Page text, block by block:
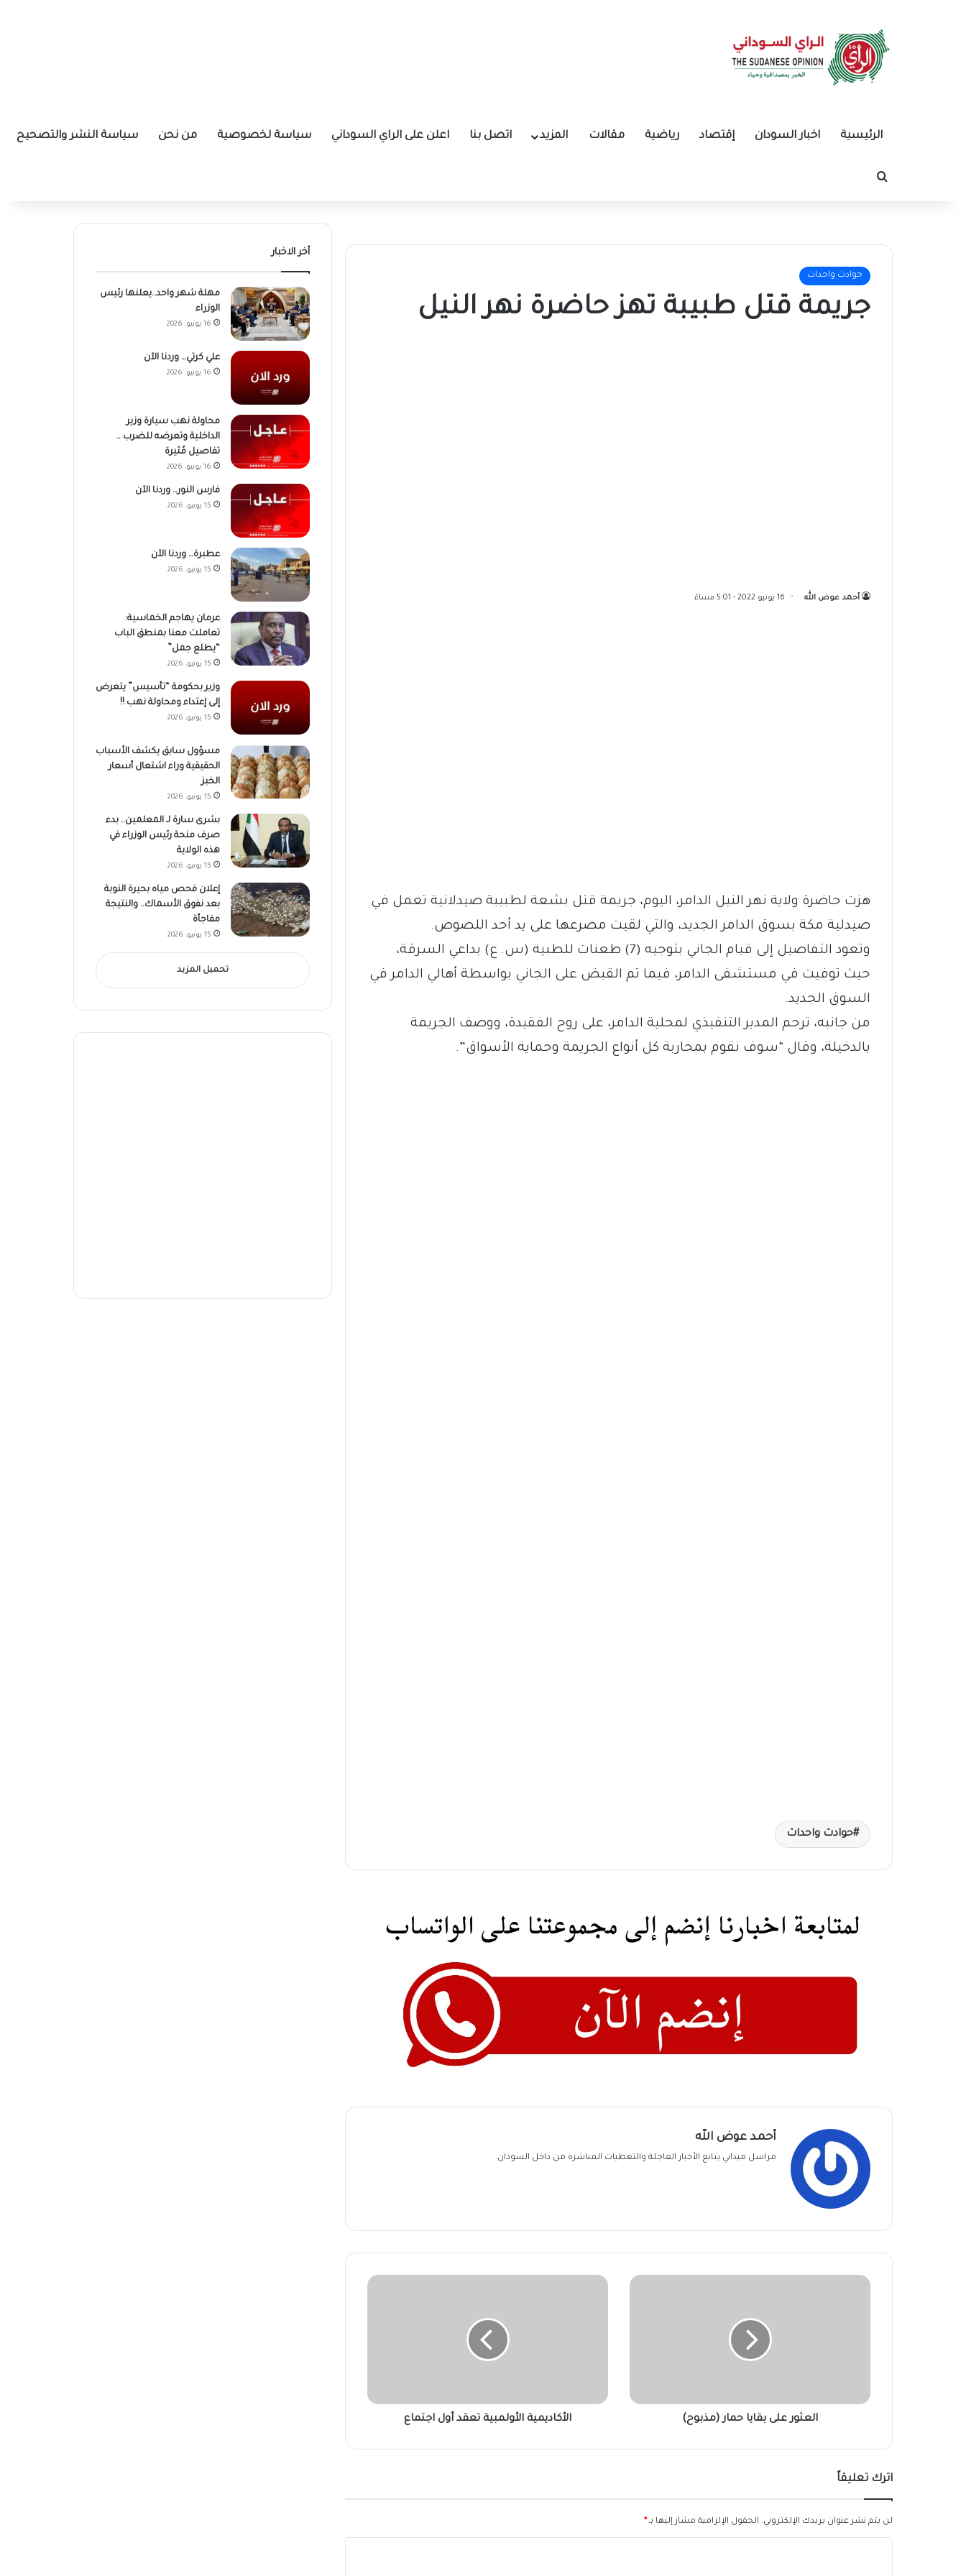
الرئيسية اخبار السودان إقتصاد رياضية مقالات المزيد اتصل بنا اعلن على الراي السوداني سياسة لخصوصية من نحن سياسة النشر والتصحيح
بحث عن
حوادث واحداث
جريمة قتل طبيبة تهز حاضرة نهر النيل
أحمد عوض الله 16 يونيو 2022 - 5:01 مساءً
هزت حاضرة ولاية نهر النيل الدامر، اليوم، جريمة قتل بشعة لطبيبة صيدلانية تعمل في
صيدلية مكة بسوق الدامر الجديد، والتي لقيت مصرعها على يد أحد اللصوص.
وتعود التفاصيل إلى قيام الجاني بتوجيه (7) طعنات للطبية (س. ع) بداعي السرقة،
حيث توفيت في مستشفى الدامر، فيما تم القبض على الجاني بواسطة أهالي الدامر في
السوق الجديد.
من جانبه، ترحم المدير التنفيذي لمحلية الدامر، على روح الفقيدة، ووصف الجريمة
بالدخيلة، وقال “سوف نقوم بمحاربة كل أنواع الجريمة وحماية الأسواق”.
حوادث واحداث
أحمد عوض الله
مراسل ميداني يتابع الأخبار العاجلة والتغطيات المباشرة من داخل السودان.
العثور
العثور على بقايا حمار (مذبوح)
الأكاديمية
الأكاديمية الأولمبية تعقد أول اجتماع
اترك تعليقاً
لن يتم نشر عنوان بريدك الإلكتروني. الحقول الإلزامية مشار إليها بـ *
أخر الاخبار
مهلة شهر واحد..يعلنها رئيس
الوزراء
16 يونيو، 2026
علي كرتي… وردنا الآن
16 يونيو، 2026
محاولة نهب سيارة وزير
الداخلية وتعرضه للضرب …
تفاصيل مُثيرة
16 يونيو، 2026
فارس النور… وردنا الآن
15 يونيو، 2026
عطبرة… وردنا الآن
15 يونيو، 2026
عرمان يهاجم الخماسية:
تعاملت معنا بمنطق الباب
“يطلع جمل”
15 يونيو، 2026
وزير بحكومة “تأسيس” يتعرض
إلى إعتداء ومحاولة نهب !!
15 يونيو، 2026
مسؤول سابق يكشف الأسباب
الحقيقية وراء اشتعال أسعار
الخبز
15 يونيو، 2026
بشرى سارة لـ المعلمين.. بدء
صرف منحة رئيس الوزراء في
هذه الولاية
15 يونيو، 2026
إعلان فحص مياه بحيرة النوبة
بعد نفوق الأسماك.. والنتيجة
مفاجأة
15 يونيو، 2026
تحميل المزيد